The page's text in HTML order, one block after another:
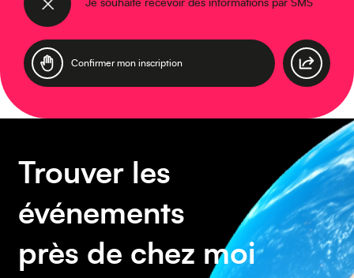
Je souhaite recevoir des informations par SMS
Trouver les
événements
près de chez moi
Amérique du Sud
Asie